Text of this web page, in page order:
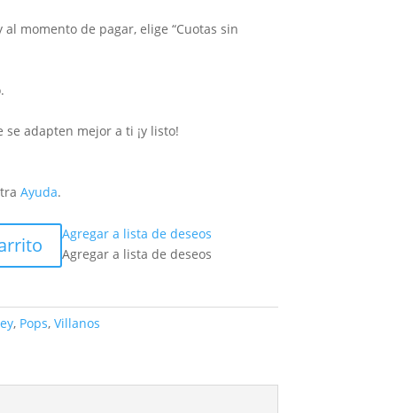
momento de pagar, elige “Cuotas sin
adapten mejor a ti ¡y listo!
Ayuda.
Agregar a lista de deseos
Agregar a lista de deseos
, Pops, Villanos